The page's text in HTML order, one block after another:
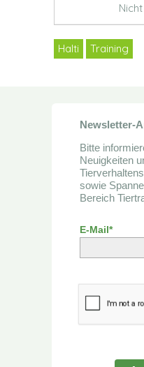
Halti Training
Newsletter-
Bitte
Neuigkeiten
sowie
Bereich
E-Mail*